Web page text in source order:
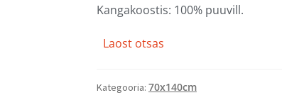
Kangakoostis: 100% puuvill.
Laost otsas
Kategooria: 70x140cm